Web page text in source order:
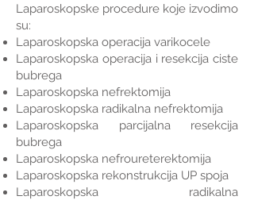
Laparoskopske procedure koje izvodimo
su:
Laparoskopska operacija varikocele
Laparoskopska operacija i resekcija ciste
bubrega
Laparoskopska nefrektomija
Laparoskopska radikalna nefrektomija
Laparoskopska parcijalna resekcija
bubrega
Laparoskopska nefroureterektomija
Laparoskopska rekonstrukcija UP spoja
Laparoskopska radikalna